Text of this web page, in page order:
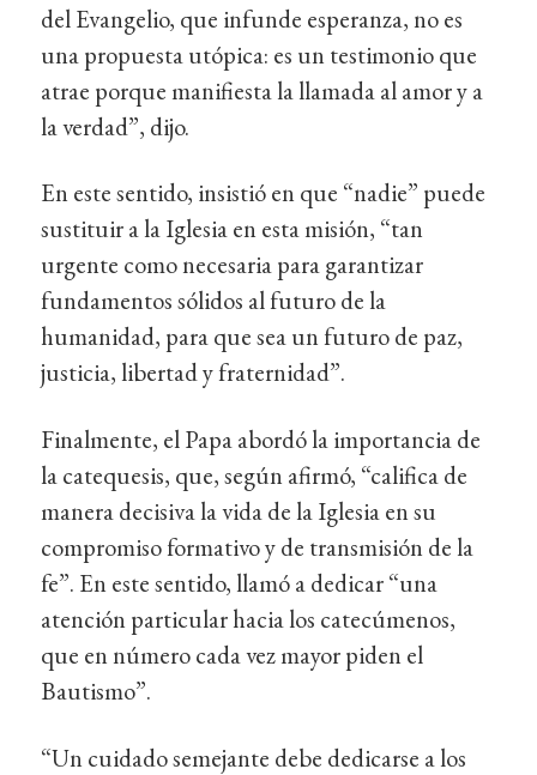
del Evangelio, que infunde esperanza, no es
una propuesta utópica: es un testimonio que
atrae porque manifiesta la llamada al amor y a
la verdad”, dijo.
En este sentido, insistió en que “nadie” puede
sustituir a la Iglesia en esta misión, “tan
urgente como necesaria para garantizar
fundamentos sólidos al futuro de la
humanidad, para que sea un futuro de paz,
justicia, libertad y fraternidad”.
Finalmente, el Papa abordó la importancia de
la catequesis, que, según afirmó, “califica de
manera decisiva la vida de la Iglesia en su
compromiso formativo y de transmisión de la
fe”. En este sentido, llamó a dedicar “una
atención particular hacia los catecúmenos,
que en número cada vez mayor piden el
Bautismo”.
“Un cuidado semejante debe dedicarse a los